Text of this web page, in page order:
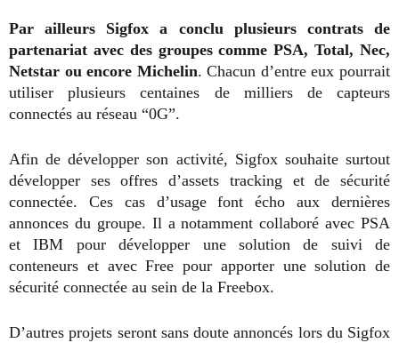
Par ailleurs Sigfox a conclu plusieurs contrats de
partenariat avec des groupes comme PSA, Total, Nec,
Netstar ou encore Michelin. Chacun d’entre eux pourrait
utiliser plusieurs centaines de milliers de capteurs
connectés au réseau “0G”.
Afin de développer son activité, Sigfox souhaite surtout
développer ses offres d’assets tracking et de sécurité
connectée. Ces cas d’usage font écho aux dernières
annonces du groupe. Il a notamment collaboré avec PSA
et IBM pour développer une solution de suivi de
conteneurs et avec Free pour apporter une solution de
sécurité connectée au sein de la Freebox.
D’autres projets seront sans doute annoncés lors du Sigfox